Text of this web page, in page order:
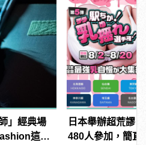
」經典場
這樣
日本舉辦超荒謬
480人參加，簡直